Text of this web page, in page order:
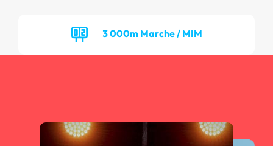
3 000m Marche / MIM